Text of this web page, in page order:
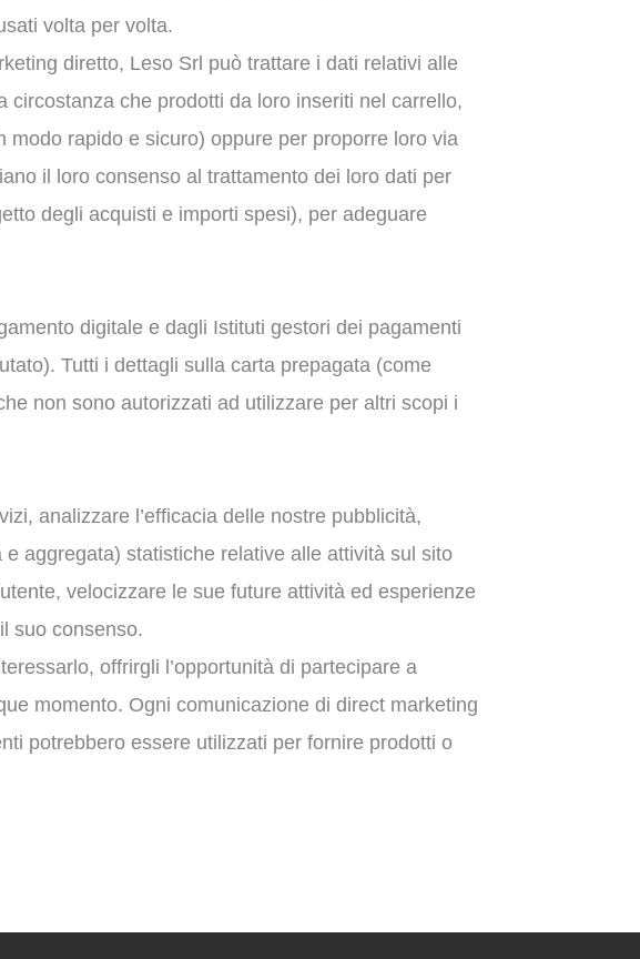
volta per volta.
diretto, Leso Srl può trattare i dati relativi alle
che prodotti da loro inseriti nel carrello,
modo rapido e sicuro) oppure per proporre loro via
il loro consenso al trattamento dei loro dati per
degli acquisti e importi spesi), per adeguare
digitale e dagli Istituti gestori dei pagamenti
Tutti i dettagli sulla carta prepagata (come
non sono autorizzati ad utilizzare per altri scopi i
analizzare l’efficacia delle nostre pubblicità,
aggregata) statistiche relative alle attività sul sito
velocizzare le sue future attività ed esperienze
suo consenso.
offrirgli l’opportunità di partecipare a
momento. Ogni comunicazione di direct marketing
potrebbero essere utilizzati per fornire prodotti o